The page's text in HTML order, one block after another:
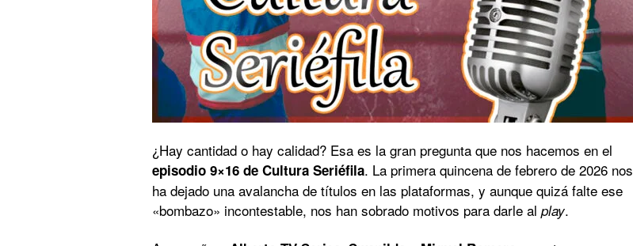
¿Hay cantidad o hay calidad? Esa es la gran pregunta que nos hacemos en el
episodio 9×16 de Cultura Seriéfila. La primera quincena de febrero de 2026 nos
ha dejado una avalancha de títulos en las plataformas, y aunque quizá falte ese
«bombazo» incontestable, nos han sobrado motivos para darle al play.